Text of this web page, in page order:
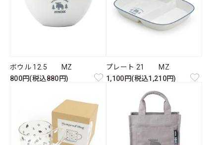
ボウル 12.5 MZ
800円(税込880円)
プレート 21 MZ
1,100円(税込1,210円)